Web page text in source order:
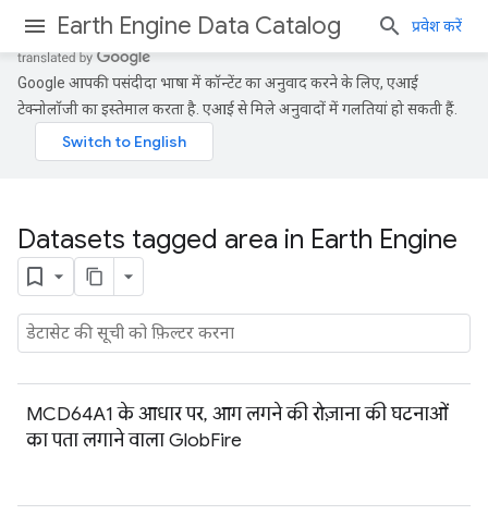
Earth Engine Data Catalog प्रवेश करें
Google आपकी पसंदीदा भाषा में कॉन्टेंट का अनुवाद करने के लिए, एआई
टेक्नोलॉजी का इस्तेमाल करता है. एआई से मिले अनुवादों में गलतियां हो सकती हैं.
Datasets tagged area in Earth Engine
MCD64A1 के आधार पर, आग लगने की रोज़ाना की घटनाओं
का पता लगाने वाला GlobFire